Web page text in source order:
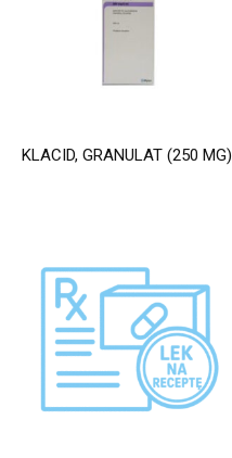
KLACID, GRANULAT (250 MG)